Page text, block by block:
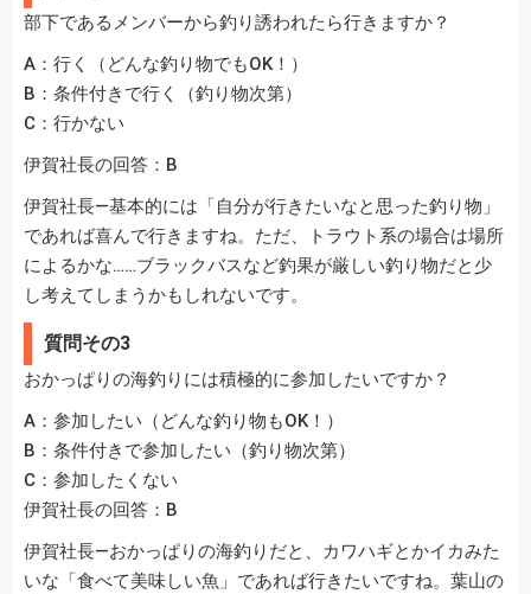
部下であるメンバーから釣り誘われたら行きますか？
A：行く（どんな釣り物でもOK！）
B：条件付きで行く（釣り物次第）
C：行かない
伊賀社長の回答：B
伊賀社長—基本的には「自分が行きたいなと思った釣り物」
であれば喜んで行きますね。ただ、トラウト系の場合は場所
によるかな……ブラックバスなど釣果が厳しい釣り物だと少
し考えてしまうかもしれないです。
質問その3
おかっぱりの海釣りには積極的に参加したいですか？
A：参加したい（どんな釣り物もOK！）
B：条件付きで参加したい（釣り物次第）
C：参加したくない
伊賀社長の回答：B
伊賀社長—おかっぱりの海釣りだと、カワハギとかイカみた
いな「食べて美味しい魚」であれば行きたいですね。葉山の